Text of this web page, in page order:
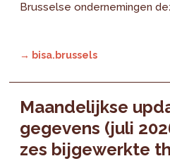
Brusselse ondernemingen
→ bisa.brussels
Maandelijkse
gegevens (juli
zes bijgewerkte